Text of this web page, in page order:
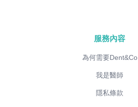
服務內容
為何需要Dent&Co
我是醫師
隱私條款